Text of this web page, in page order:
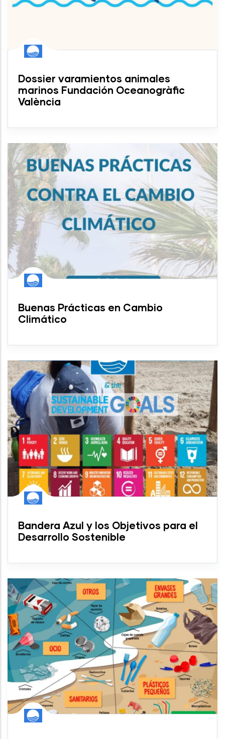
Dossier varamientos animales
marinos Fundación Oceanogràfic
València
Buenas Prácticas en Cambio
Climático
Bandera Azul y los Objetivos para el
Desarrollo Sostenible